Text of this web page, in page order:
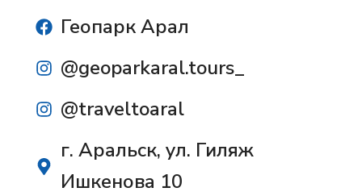
Геопарк Арал
@geoparkaral.tours_
@traveltoaral
г. Аральск, ул. Гиляж
Ишкенова 10